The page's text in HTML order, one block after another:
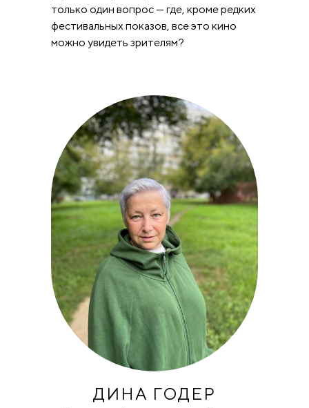
только один вопрос — где, кроме редких
фестивальных показов, все это кино
можно увидеть зрителям?
ДИНА ГОДЕР